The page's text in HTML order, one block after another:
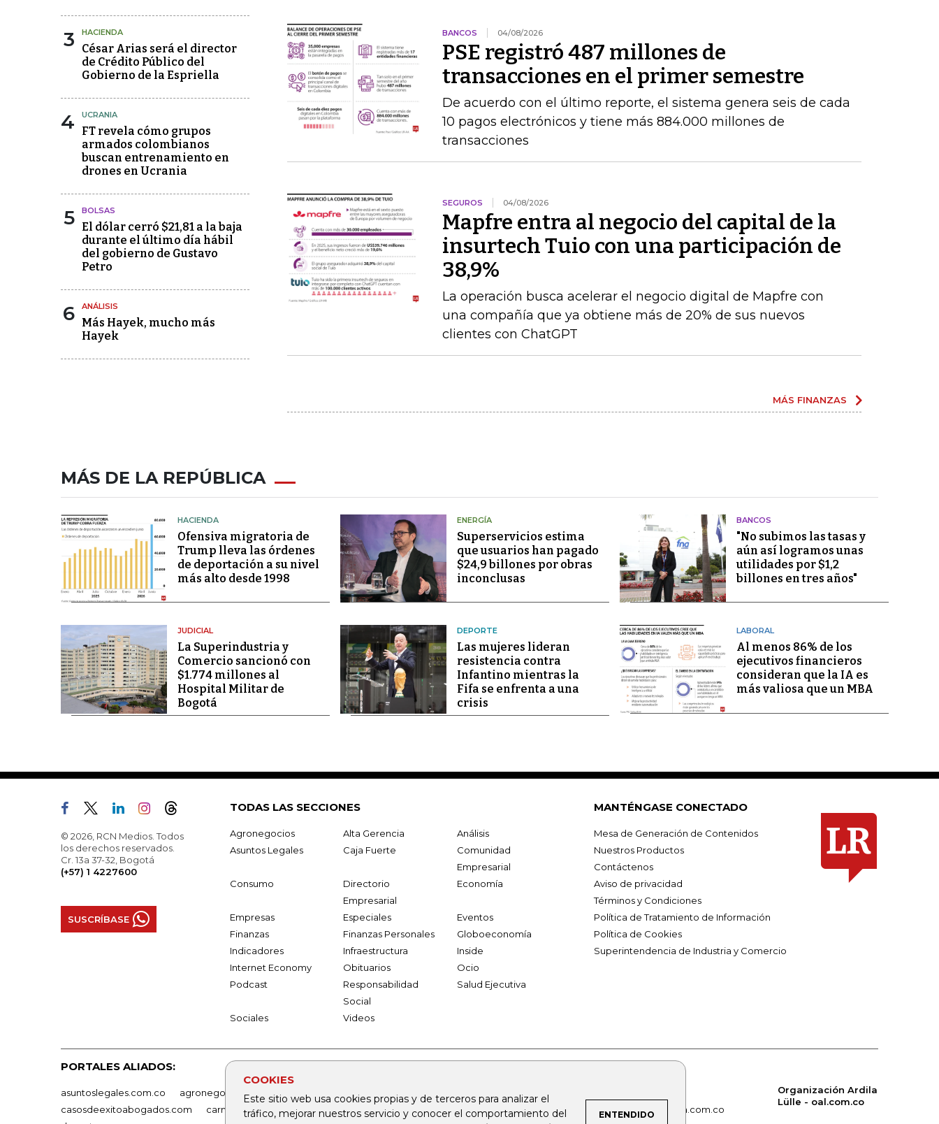
COOKIES
Este sitio web usa cookies propias y de terceros para analizar el
tráfico, mejorar nuestros servicio y conocer el comportamiento del
ENTENDIDO
3 HACIENDA
César Arias será el director
de Crédito Público del
Gobierno de la Espriella
4 UCRANIA
FT revela cómo grupos
armados colombianos
buscan entrenamiento en
drones en Ucrania
5 BOLSAS
El dólar cerró $21,81 a la baja
durante el último día hábil
del gobierno de Gustavo
Petro
6 ANÁLISIS
Más Hayek, mucho más
Hayek
BANCOS 04/08/2026
PSE registró 487 millones de
transacciones en el primer semestre
De acuerdo con el último reporte, el sistema genera seis de cada
10 pagos electrónicos y tiene más 884.000 millones de
transacciones
SEGUROS 04/08/2026
Mapfre entra al negocio del capital de la
insurtech Tuio con una participación de
38,9%
La operación busca acelerar el negocio digital de Mapfre con
una compañía que ya obtiene más de 20% de sus nuevos
clientes con ChatGPT
MÁS FINANZAS
MÁS DE LA REPÚBLICA
HACIENDA
Ofensiva migratoria de
Trump lleva las órdenes
de deportación a su nivel
más alto desde 1998
ENERGÍA
Superservicios estima
que usuarios han pagado
$24,9 billones por obras
inconclusas
BANCOS
"No subimos las tasas y
aún así logramos unas
utilidades por $1,2
billones en tres años"
JUDICIAL
La Superindustria y
Comercio sancionó con
$1.774 millones al
Hospital Militar de
Bogotá
DEPORTE
Las mujeres lideran
resistencia contra
Infantino mientras la
Fifa se enfrenta a una
crisis
LABORAL
Al menos 86% de los
ejecutivos financieros
consideran que la IA es
más valiosa que un MBA
© 2026, RCN Medios. Todos
los derechos reservados.
Cr. 13a 37-32, Bogotá
(+57) 1 4227600
SUSCRÍBASE
TODAS LAS SECCIONES
Agronegocios Alta Gerencia
Análisis
Asuntos Legales
Caja Fuerte
Comunidad
Empresarial
Consumo
Directorio
Empresarial
Economía
Empresas Especiales
Eventos
Finanzas
Finanzas Personales
Globoeconomía
Indicadores
Infraestructura
Inside
Internet Economy
Obituarios
Ocio
Podcast
Responsabilidad
Social
Salud Ejecutiva
Sociales Videos
MANTÉNGASE CONECTADO
Mesa de Generación de Contenidos
Nuestros Productos
Contáctenos
Aviso de privacidad
Términos y Condiciones
Política de Tratamiento de Información
Política de Cookies
Superintendencia de Industria y Comercio
PORTALES ALIADOS:
asuntoslegales.com.co agronegocios.co empresas.larepublica.co firmasdeabogados.com
bolsaencolombia.com
casosdeexitoabogados.com
carnavalindustriacultural.com canalrcn.com rcnradio.com noticiasrcn.com lafm.com.co
alerta.com.co
Organización Ardila
Lülle - oal.com.co